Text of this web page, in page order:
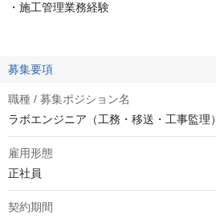
・施工管理業務経験
募集要項
職種 / 募集ポジション名
ラボエンジニア（工務・移送・工事監理）
雇用形態
正社員
契約期間